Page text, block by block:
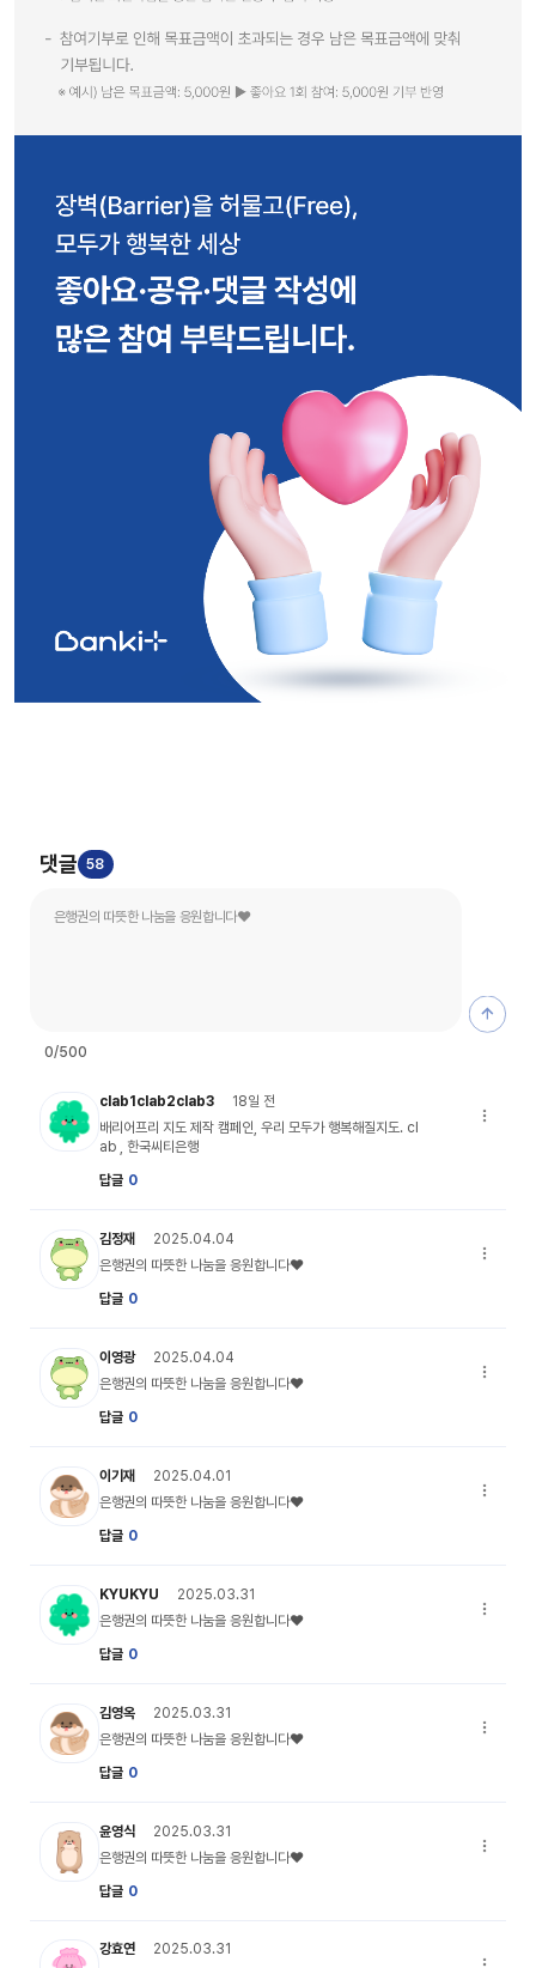
댓글 58
0/500
은행권
undefined 캐릭터 이미지
clab1clab2clab3
18일 전
배리어프리 지도 제작 캠페인, 우리 모두가 행복해질지도. cl
ab , 한국씨티은행
답글 0
배리어
my_profile_05 캐릭터 이미지
김정재
2025.04.04
은행권의 따뜻한 나눔을 응원합니다♥
답글 0
은행권
my_profile_05 캐릭터 이미지
이영광
2025.04.04
은행권의 따뜻한 나눔을 응원합니다♥
답글 0
은행권
my_profile_04 캐릭터 이미지
이기재
2025.04.01
은행권의 따뜻한 나눔을 응원합니다♥
답글 0
은행권
my_profile_01 캐릭터 이미지
KYUKYU
2025.03.31
은행권의 따뜻한 나눔을 응원합니다♥
답글 0
은행권
my_profile_04 캐릭터 이미지
김영옥
2025.03.31
은행권의 따뜻한 나눔을 응원합니다♥
답글 0
은행권
my_profile_02 캐릭터 이미지
윤영식
2025.03.31
은행권의 따뜻한 나눔을 응원합니다♥
답글 0
은행권
my_profile_06 캐릭터 이미지
강효연
2025.03.31